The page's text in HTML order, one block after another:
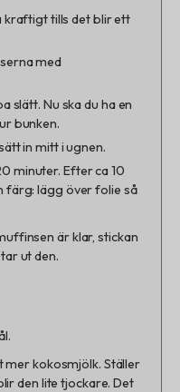
kraftigt tills det blir ett
med
slätt. Nu ska du ha en
bunken.
in mitt i ugnen.
minuter. Efter ca 10
lägg över folie så
är klar, stickan
ut den.
mer kokosmjölk. Ställer
den lite tjockare. Det